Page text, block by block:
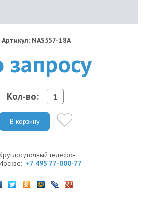
Артикул: NAS557-18A
запросу
Кол-во:
В корзину
телефон
+7 495 77-000-77